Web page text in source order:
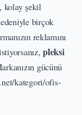
kolay şekil
birçok
reklamını
pleksi
gücünü
kategori/ofis-